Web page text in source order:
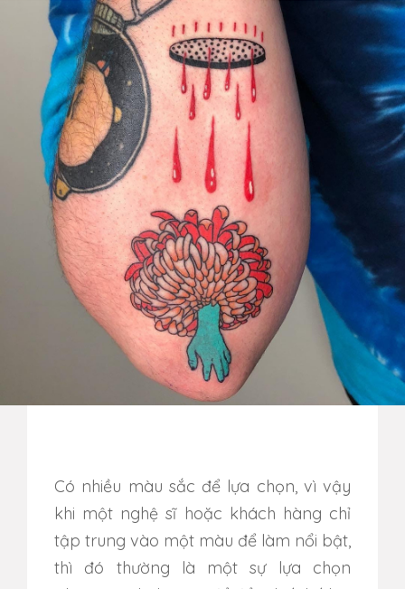
Có nhiều màu sắc để lựa chọn, vì vậy
khi một nghệ sĩ hoặc khách hàng chỉ
tập trung vào một màu để làm nổi bật,
thì đó thường là một sự lựa chọn